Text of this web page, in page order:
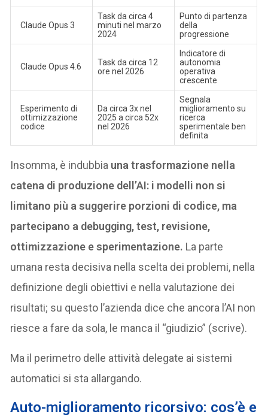
Claude Opus 3
Task da circa 4
minuti nel marzo
2024
Punto di partenza
della
progressione
Claude Opus 4.6
Task da circa 12
ore nel 2026
Indicatore di
autonomia
operativa
crescente
Esperimento di
ottimizzazione
codice
Da circa 3x nel
2025 a circa 52x
nel 2026
Segnala
miglioramento su
ricerca
sperimentale ben
definita
Insomma, è indubbia una trasformazione nella
catena di produzione dell’AI: i modelli non si
limitano più a suggerire porzioni di codice, ma
partecipano a debugging, test, revisione,
ottimizzazione e sperimentazione. La parte
umana resta decisiva nella scelta dei problemi, nella
definizione degli obiettivi e nella valutazione dei
risultati; su questo l’azienda dice che ancora l’AI non
riesce a fare da sola, le manca il “giudizio” (scrive).
Ma il perimetro delle attività delegate ai sistemi
automatici si sta allargando.
Auto-miglioramento ricorsivo: cos’è e